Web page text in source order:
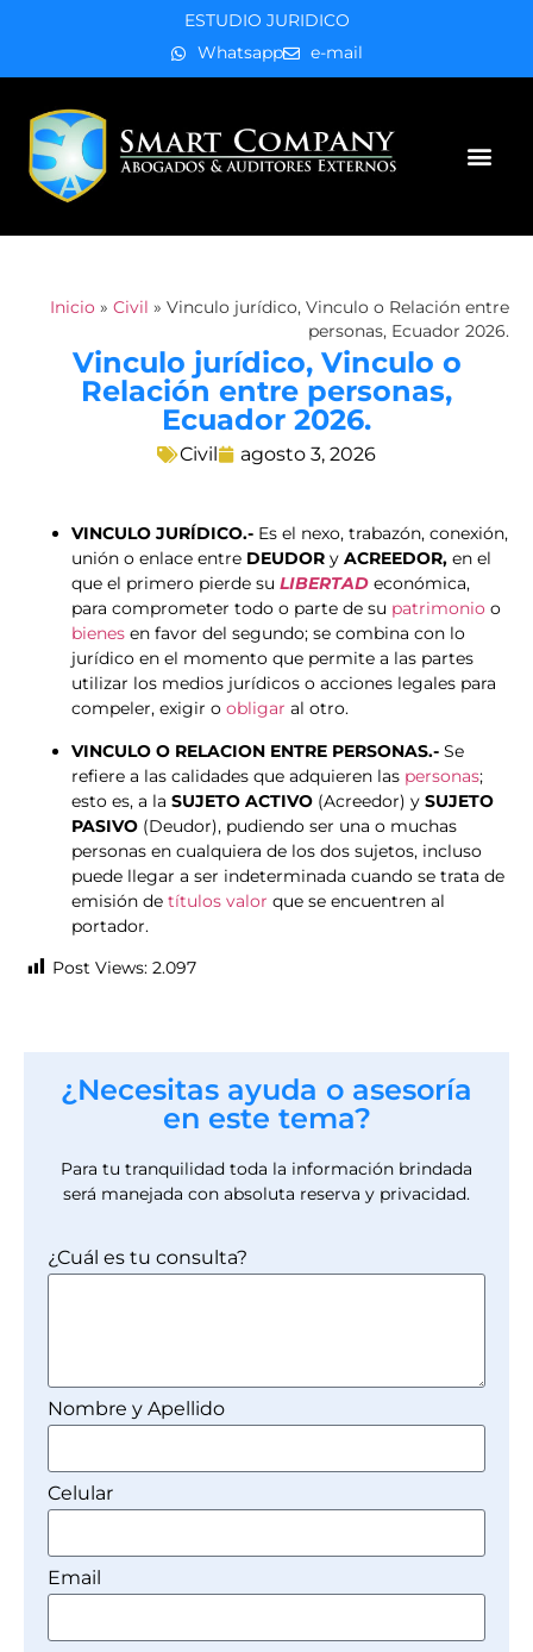
ESTUDIO JURIDICO
Whatsapp
e-mail
Inicio » Civil » Vinculo jurídico, Vinculo o Relación entre
personas, Ecuador 2026.
Vinculo jurídico, Vinculo o
Relación entre personas,
Ecuador 2026.
Civil agosto 3, 2026
VINCULO JURÍDICO.- Es el nexo, trabazón, conexión,
unión o enlace entre DEUDOR y ACREEDOR, en el
que el primero pierde su LIBERTAD económica,
para comprometer todo o parte de su patrimonio o
bienes en favor del segundo; se combina con lo
jurídico en el momento que permite a las partes
utilizar los medios jurídicos o acciones legales para
compeler, exigir o obligar al otro.
VINCULO O RELACION ENTRE PERSONAS.- Se
refiere a las calidades que adquieren las personas;
esto es, a la SUJETO ACTIVO (Acreedor) y SUJETO
PASIVO (Deudor), pudiendo ser una o muchas
personas en cualquiera de los dos sujetos, incluso
puede llegar a ser indeterminada cuando se trata de
emisión de títulos valor que se encuentren al
portador.
Post Views: 2.097
¿Necesitas ayuda o asesoría
en este tema?
Para tu tranquilidad toda la información brindada
será manejada con absoluta reserva y privacidad.
¿Cuál es tu consulta?
Nombre y Apellido
Celular
Email